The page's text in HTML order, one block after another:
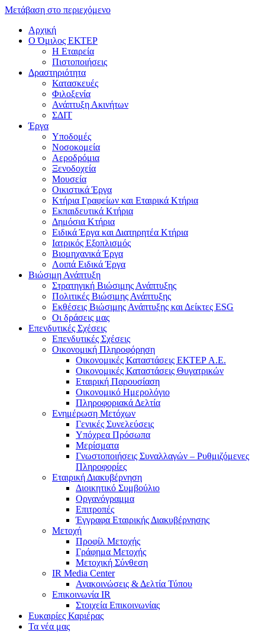
Μετάβαση στο περιεχόμενο
Αρχική
Ο Όμιλος ΕΚΤΕΡ
H Εταιρεία
Πιστοποιήσεις
Δραστηριότητα
Κατασκευές
Φιλοξενία
Ανάπτυξη Ακινήτων
ΣΔΙΤ
Έργα
Υποδομές
Νοσοκομεία
Αεροδρόμια
Ξενοδοχεία
Μουσεία
Οικιστικά Έργα
Κτήρια Γραφείων και Εταιρικά Κτήρια
Εκπαιδευτικά Κτήρια
Δημόσια Κτήρια
Ειδικά Έργα και Διατηρητέα Κτήρια
Ιατρικός Εξοπλισμός
Βιομηχανικά Έργα
Λοιπά Ειδικά Έργα
Βιώσιμη Ανάπτυξη
Στρατηγική Βιώσιμης Ανάπτυξης
Πολιτικές Βιώσιμης Ανάπτυξης
Εκθέσεις Βιώσιμης Ανάπτυξης και Δείκτες ESG
Οι δράσεις μας
Επενδυτικές Σχέσεις
Επενδυτικές Σχέσεις
Οικονομική Πληροφόρηση
Οικονομικές Καταστάσεις ΕΚΤΕΡ Α.Ε.
Οικονομικές Καταστάσεις Θυγατρικών
Εταιρική Παρουσίαση
Οικονομικό Ημερολόγιο
Πληροφοριακά Δελτία
Ενημέρωση Μετόχων
Γενικές Συνελεύσεις
Υπόχρεα Πρόσωπα
Μερίσματα
Γνωστοποιήσεις Συναλλαγών – Ρυθμιζόμενες
Πληροφορίες
Εταιρική Διακυβέρνηση
Διοικητικό Συμβούλιο
Οργανόγραμμα
Επιτροπές
Έγγραφα Εταιρικής Διακυβέρνησης
Μετοχή
Προφίλ Μετοχής
Γράφημα Μετοχής
Μετοχική Σύνθεση
IR Media Center
Ανακοινώσεις & Δελτία Τύπου
Επικοινωνία IR
Στοιχεία Επικοινωνίας
Ευκαιρίες Καριέρας
Τα νέα μας